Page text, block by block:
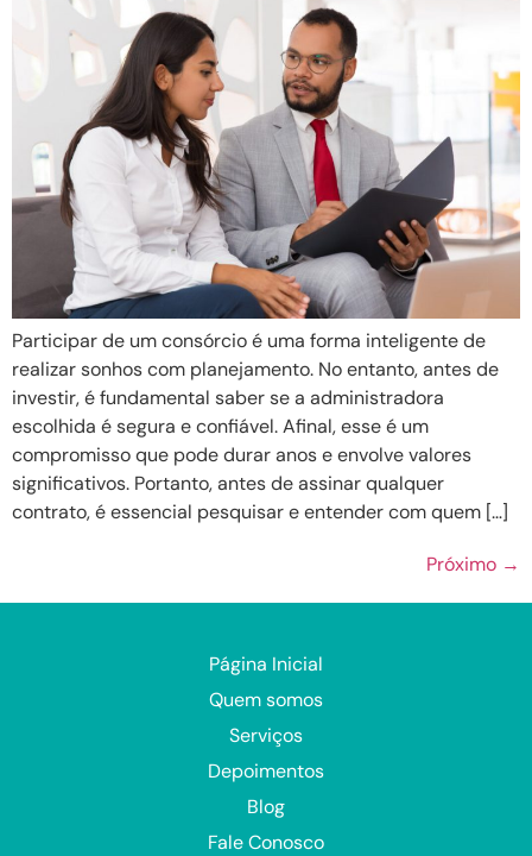
Participar de um consórcio é uma forma inteligente de
realizar sonhos com planejamento. No entanto, antes de
investir, é fundamental saber se a administradora
escolhida é segura e confiável. Afinal, esse é um
compromisso que pode durar anos e envolve valores
significativos. Portanto, antes de assinar qualquer
contrato, é essencial pesquisar e entender com quem […]
Próximo →
Página Inicial
Quem somos
Serviços
Depoimentos
Blog
Fale Conosco